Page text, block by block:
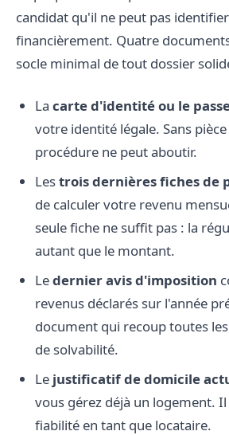
candidat qu'il ne peut pas
financièrement. Quatre
socle minimal de tout dossier
La carte d'identité ou le
votre identité légale. Sans
procédure ne peut aboutir.
Lestrois dernières fiches de
de calculer votre revenu
seule fiche ne suffit pas : la
autant que le montant.
Ledernier avis d'imposition
revenus déclarés sur l'année
document qui recoup toutes
de solvabilité.
Le justificatif de domicile
vous gérez déjà un logement.
fiabilité en tant que locataire.